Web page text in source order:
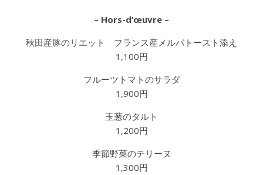
– Hors-d’œuvre –
秋田産豚のリエット フランス産メルバトースト添え
1,100円
フルーツトマトのサラダ
1,900円
玉葱のタルト
1,200円
季節野菜のテリーヌ
1,300円